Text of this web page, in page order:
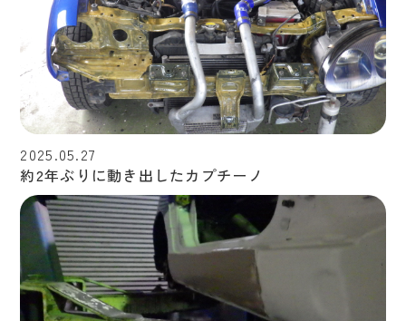
2025.05.27
約2年ぶりに動き出したカプチーノ